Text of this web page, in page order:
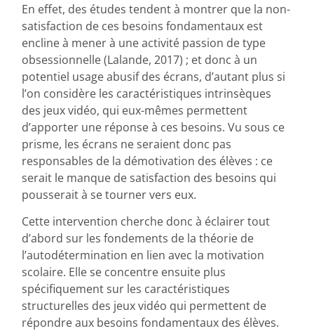
En effet, des études tendent à montrer que la non-
satisfaction de ces besoins fondamentaux est
encline à mener à une activité passion de type
obsessionnelle (Lalande, 2017) ; et donc à un
potentiel usage abusif des écrans, d’autant plus si
l’on considère les caractéristiques intrinsèques
des jeux vidéo, qui eux-mêmes permettent
d’apporter une réponse à ces besoins. Vu sous ce
prisme, les écrans ne seraient donc pas
responsables de la démotivation des élèves : ce
serait le manque de satisfaction des besoins qui
pousserait à se tourner vers eux.
Cette intervention cherche donc à éclairer tout
d’abord sur les fondements de la théorie de
l’autodétermination en lien avec la motivation
scolaire. Elle se concentre ensuite plus
spécifiquement sur les caractéristiques
structurelles des jeux vidéo qui permettent de
répondre aux besoins fondamentaux des élèves.